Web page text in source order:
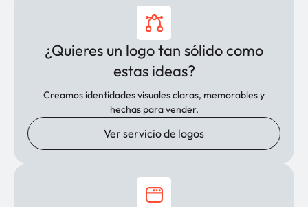
¿Quieres un logo tan sólido como
estas ideas?
Creamos identidades visuales claras, memorables y
hechas para vender.
Ver servicio de logos